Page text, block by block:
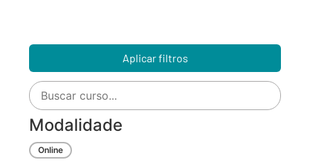
Aplicar filtros
Modalidade
Online